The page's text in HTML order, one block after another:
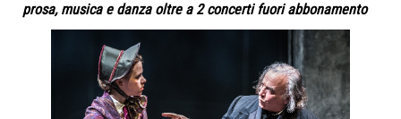
prosa, musica e danza oltre a 2 concerti fuori abbonamento